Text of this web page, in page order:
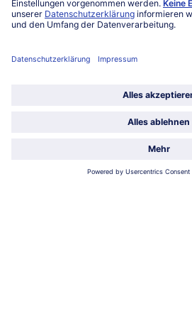
Über bofrost*